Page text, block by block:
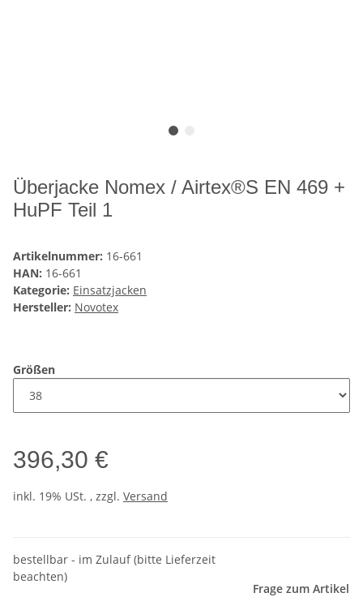
Überjacke Nomex / Airtex®S EN 469 +
HuPF Teil 1
Artikelnummer: 16-661
HAN: 16-661
Kategorie: Einsatzjacken
Hersteller: Novotex
Größen
396,30 €
inkl. 19% USt. , zzgl. Versand
bestellbar - im Zulauf (bitte Lieferzeit
beachten)
Frage zum Artikel